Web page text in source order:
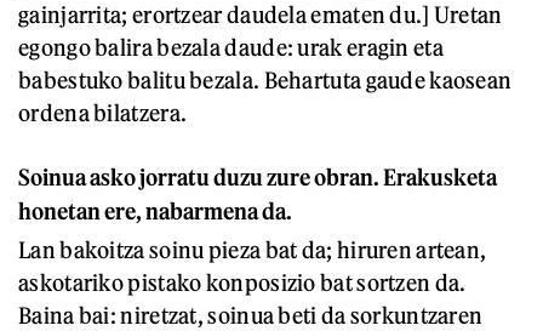
gainjarrita; erortzear daudela ematen du.] Uretan
egongo balira bezala daude: urak eragin eta
babestuko balitu bezala. Behartuta gaude kaosean
ordena bilatzera.
Soinua asko jorratu duzu zure obran. Erakusketa
honetan ere, nabarmena da.
Lan bakoitza soinu pieza bat da; hiruren artean,
askotariko pistako konposizio bat sortzen da.
Baina bai: niretzat, soinua beti da sorkuntzaren